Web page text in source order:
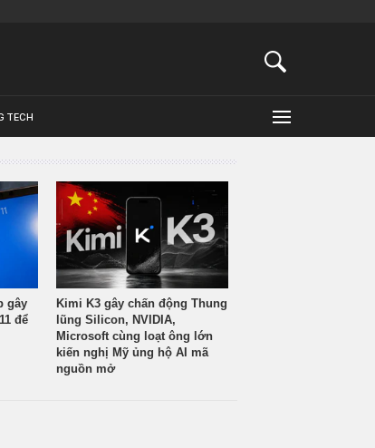
TECH
gây
để
Kimi K3 gây chấn động Thung
lũng Silicon, NVIDIA,
Microsoft cùng loạt ông lớn
kiến nghị Mỹ ủng hộ AI mã
nguồn mở